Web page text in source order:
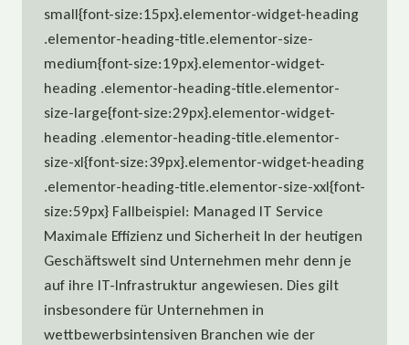
small{font-size:15px}.elementor-widget-heading
.elementor-heading-title.elementor-size-
medium{font-size:19px}.elementor-widget-
heading .elementor-heading-title.elementor-
size-large{font-size:29px}.elementor-widget-
heading .elementor-heading-title.elementor-
size-xl{font-size:39px}.elementor-widget-heading
.elementor-heading-title.elementor-size-xxl{font-
size:59px} Fallbeispiel: Managed IT Service
Maximale Effizienz und Sicherheit In der heutigen
Geschäftswelt sind Unternehmen mehr denn je
auf ihre IT-Infrastruktur angewiesen. Dies gilt
insbesondere für Unternehmen in
wettbewerbsintensiven Branchen wie der